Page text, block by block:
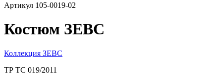
Артикул 105-0019-02
Костюм ЗЕВС
Коллекция ЗЕВС
ТР ТС 019/2011